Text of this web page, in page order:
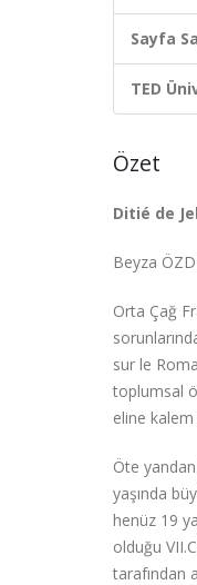
Sayfa
TED
Özet
Ditié de
Beyza
Orta Çağ
sur le
toplumsal
eline
Öte
yaşında
henüz 19
olduğu
tarafından